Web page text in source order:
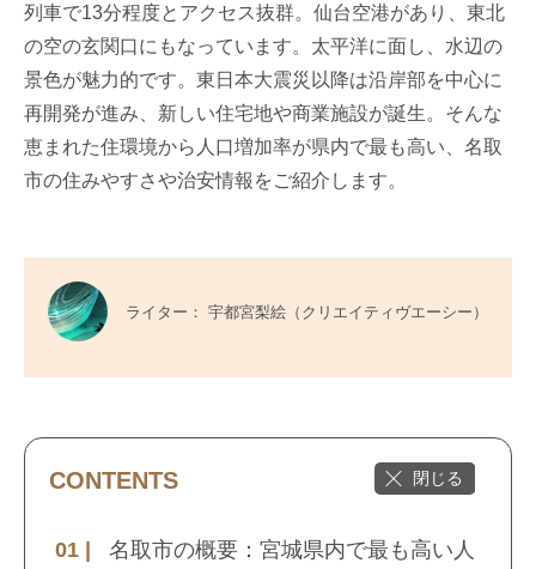
列車で13分程度とアクセス抜群。仙台空港があり、東北
の空の玄関口にもなっています。太平洋に面し、水辺の
景色が魅力的です。東日本大震災以降は沿岸部を中心に
再開発が進み、新しい住宅地や商業施設が誕生。そんな
恵まれた住環境から人口増加率が県内で最も高い、名取
市の住みやすさや治安情報をご紹介します。
ライター： 宇都宮梨絵（クリエイティヴエーシー）
CONTENTS
名取市の概要：宮城県内で最も高い人